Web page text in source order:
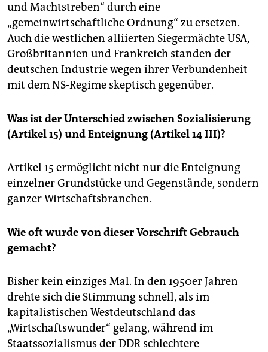
und Machtstreben“ durch eine
„gemeinwirtschaftliche Ordnung“ zu ersetzen.
Auch die westlichen alliierten Sie­germächte USA,
Großbritannien und Frankreich standen der
deutschen In­dus­trie wegen ihrer Verbundenheit
mit dem NS-Regime skeptisch gegenüber.
Was ist der Unterschied zwischen Sozialisierung
(Artikel 15) und Enteignung (Artikel 14 III)?
Artikel 15 ermöglicht nicht nur die Enteignung
einzelner Grundstücke und Gegenstände, sondern
ganzer Wirtschaftsbranchen.
Wie oft wurde von dieser Vorschrift Gebrauch
gemacht?
Bisher kein einziges Mal. In den 1950er Jahren
drehte sich die Stimmung schnell, als im
kapitalistischen Westdeutschland das
„Wirtschaftswunder“ gelang, während im
Staatssozialismus der DDR schlechtere